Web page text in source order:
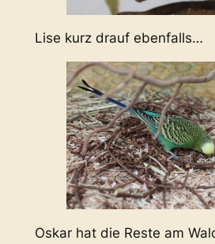
Lise kurz drauf ebenfalls…
Oskar hat die Reste am